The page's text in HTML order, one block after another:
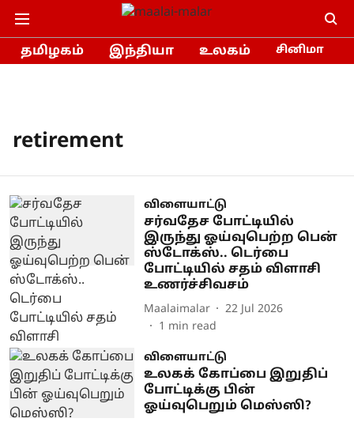
தமிழகம் இந்தியா உலகம் சினிமா
retirement
விளையாட்டு
சர்வதேச போட்டியில்
இருந்து ஓய்வுபெற்ற பென்
ஸ்டோக்ஸ்.. டெர்பை
போட்டியில் சதம் விளாசி
உணர்ச்சிவசம்
Maalaimalar
22 Jul 2026
1 min read
விளையாட்டு
உலகக் கோப்பை இறுதிப்
போட்டிக்கு பின்
ஓய்வுபெறும் மெஸ்ஸி?